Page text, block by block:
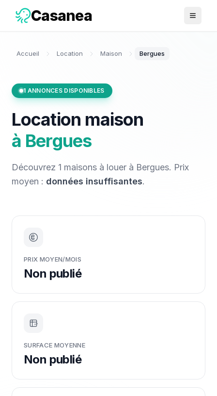
Casanea Ouvrir
Accueil Location Maison Bergues
1 ANNONCES DISPONIBLES
Location maison
à Bergues
Découvrez 1 maisons à louer à Bergues. Prix
moyen : données insuffisantes.
PRIX MOYEN/MOIS
Non publié
m²
SURFACE MOYENNE
Non publié